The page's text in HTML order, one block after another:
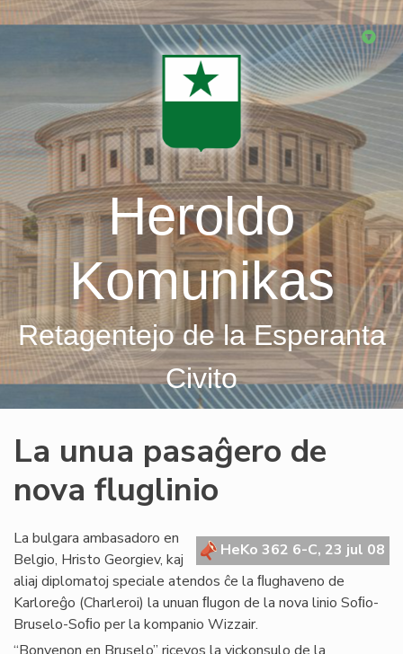
Skip
Heroldo
Komunikas
Retagentejo de la Esperanta
Civito
La unua pasaĝero de
nova fluglinio
HeKo 362 6-C, 23 jul 08
La bulgara ambasadoro en
Belgio, Hristo Georgiev, kaj
aliaj diplomatoj speciale atendos ĉe la ﬂughaveno de
Karloreĝo (Charleroi) la unuan ﬂugon de la nova linio Soﬁo-
Bruselo-Soﬁo per la kompanio Wizzair.